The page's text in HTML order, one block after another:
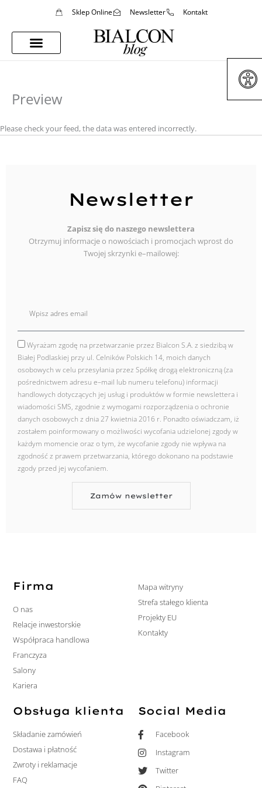
Sklep Online Newsletter Kontakt
Preview
Please check your feed, the data was entered incorrectly.
Newsletter
Zapisz się do naszego newslettera
Otrzymuj informacje o nowościach i promocjach wprost do
Twojej skrzynki e–mailowej:
zgodaWyrażam zgodę na przetwarzanie przez Bialcon S.A. z siedzibą w
Białej Podlaskiej przy ul. Celników Polskich 14, moich danych
osobowych w celu przesyłania przez Spółkę drogą elektroniczną (za
pośrednictwem adresu e–mail lub numeru telefonu) informacji
handlowych dotyczących jej usług i produktów w formie newslettera i
wiadomości SMS, zgodnie z wymogami rozporządzenia o ochronie
danych osobowych z dnia 27 kwietnia 2016 r. Ponadto oświadczam, iż
zostałem poinformowany o możliwości wycofania udzielonej zgody w
każdym momencie oraz o tym, że wycofanie zgody nie wpływa na
zgodność z prawem przetwarzania, którego dokonano na podstawie
zgody przed jej wycofaniem.
Zamów newsletter
Firma
O nas
Relacje inwestorskie
Współpraca handlowa
Franczyza
Salony
Kariera
Mapa witryny
Strefa stałego klienta
Projekty EU
Kontakty
Obsługa klienta
Składanie zamówień
Dostawa i płatność
Zwroty i reklamacje
FAQ
Social Media
Facebook
Instagram
Twitter